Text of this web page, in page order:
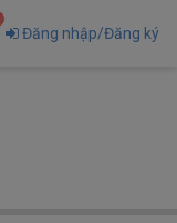
Đăng nhập/Đăng ký